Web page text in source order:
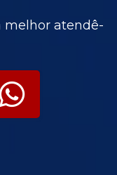
melhor atendê-